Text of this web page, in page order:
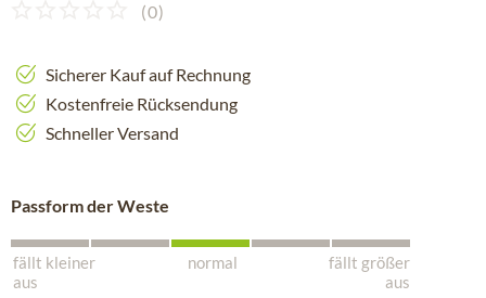
(0)
Sicherer Kauf auf Rechnung
Kostenfreie Rücksendung
Schneller Versand
Passform der Weste
fällt kleiner
aus
normal
fällt größer
aus